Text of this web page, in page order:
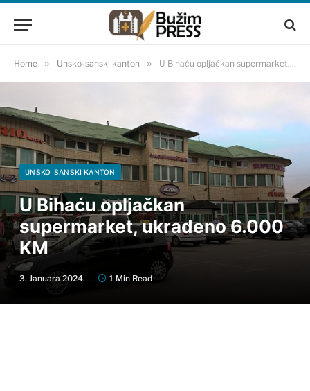
Home » Unsko-sanski kanton » U Bihaću opljačkan supermarket, ukradeno 6.000 KM
UNSKO-SANSKI KANTON
U Bihaću opljačkan
supermarket, ukradeno 6.000
KM
3. Januara 2024. 1 Min Read